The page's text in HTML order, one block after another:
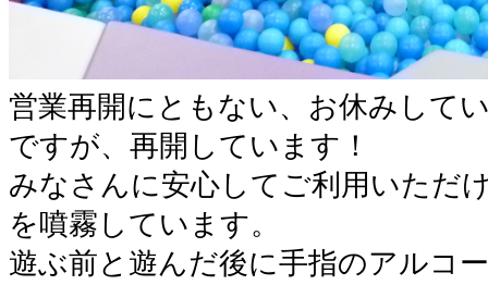
営業再開にともない、お休みして
ですが、再開しています！
みなさんに安心してご利用いただ
を噴霧しています。
遊ぶ前と遊んだ後に手指のアルコ